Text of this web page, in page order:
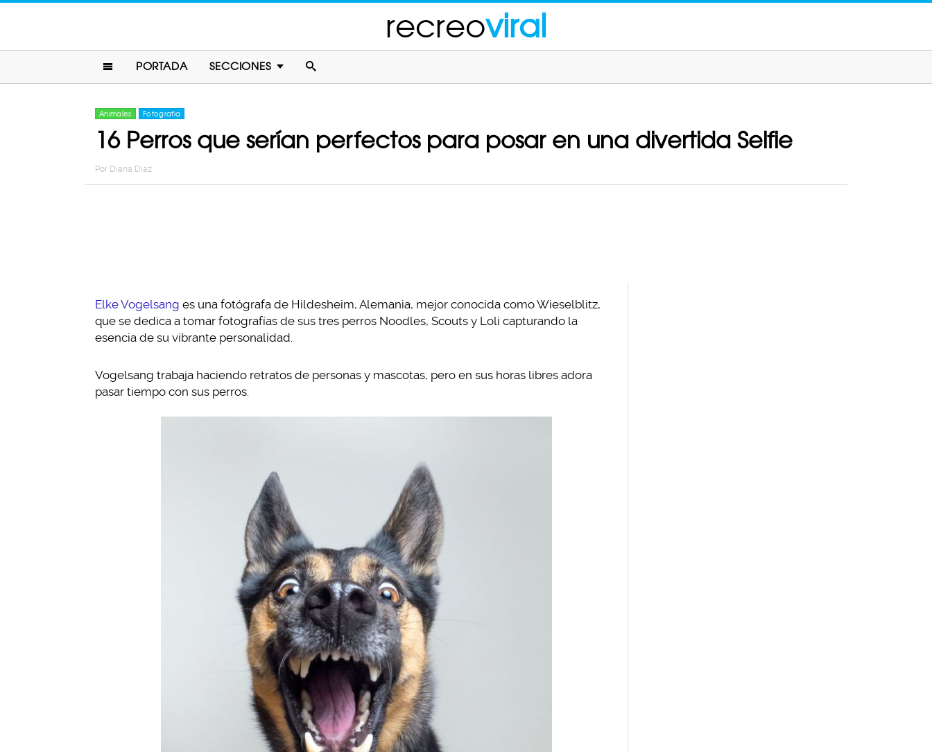
recreoviral
PORTADA SECCIONES
Animales Fotografia
16 Perros que serían perfectos para posar en una divertida Selfie
Por Diana Diaz
Elke Vogelsang es una fotógrafa de Hildesheim, Alemania, mejor conocida como Wieselblitz,
que se dedica a tomar fotografías de sus tres perros Noodles, Scouts y Loli capturando la
esencia de su vibrante personalidad.
Vogelsang trabaja haciendo retratos de personas y mascotas, pero en sus horas libres adora
pasar tiempo con sus perros.